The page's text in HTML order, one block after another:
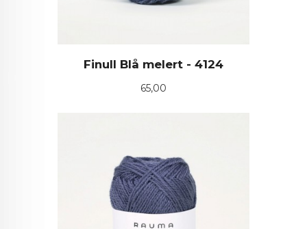
Finull Blå melert - 4124
Pris
65,00